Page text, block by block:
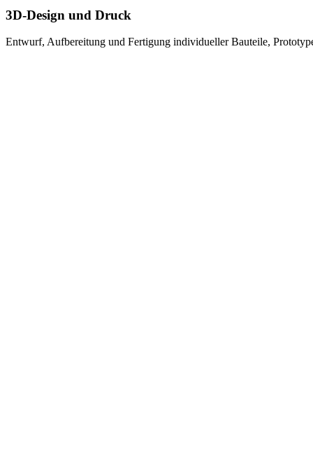
3D-Design und Druck
Entwurf, Aufbereitung und Fertigung individueller Bauteile,